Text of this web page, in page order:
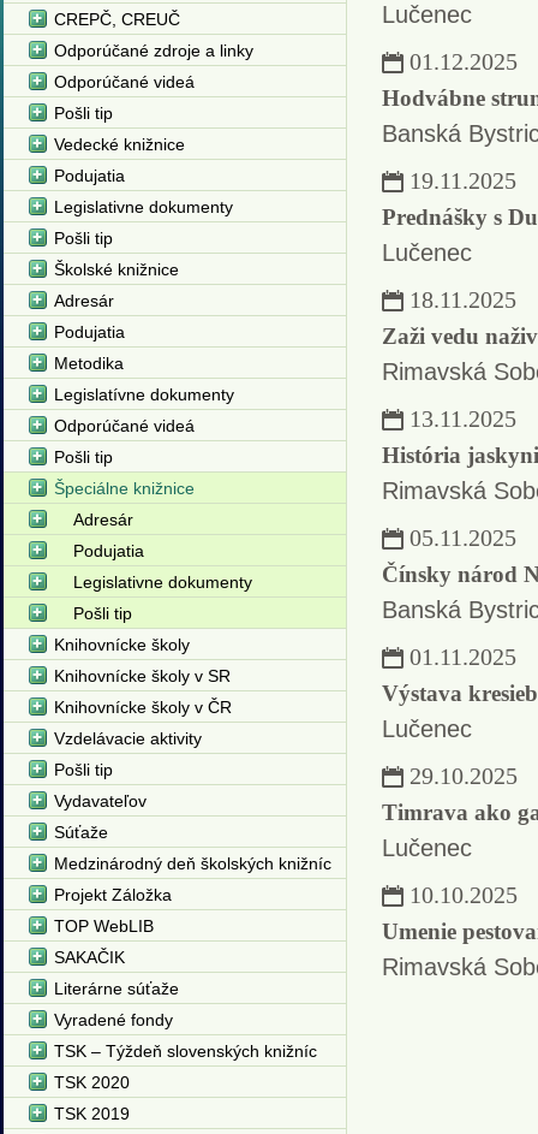
Lučenec
01.12.2025
Hodvábne
Banská
19.11.2025
Prednášky s
Lučenec
18.11.2025
Zaži vedu
Rimavská
13.11.2025
História
Rimavská
05.11.2025
Čínsky národ
Banská
01.11.2025
Výstava kresieb
Lučenec
29.10.2025
Timrava ako
Lučenec
10.10.2025
Umenie
Rimavská
CREPČ, CREUČ
Odporúčané zdroje a linky
Odporúčané videá
Pošli tip
Vedecké knižnice
Podujatia
Legislativne dokumenty
Pošli tip
Školské knižnice
Adresár
Podujatia
Metodika
Legislatívne dokumenty
Odporúčané videá
Pošli tip
Špeciálne knižnice
Adresár
Podujatia
Legislativne dokumenty
Pošli tip
Knihovnícke školy
Knihovnícke školy v SR
Knihovnícke školy v ČR
Vzdelávacie aktivity
Pošli tip
Vydavateľov
Súťaže
Medzinárodný deň školských knižníc
Projekt Záložka
TOP WebLIB
SAKAČIK
Literárne súťaže
Vyradené fondy
TSK – Týždeň slovenských knižníc
TSK 2020
TSK 2019